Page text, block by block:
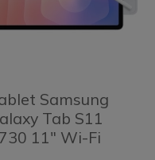
Samsung
Tab S11
11" Wi-Fi